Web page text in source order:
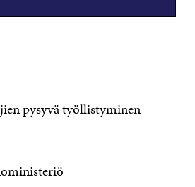
pysyvä työllistyminen